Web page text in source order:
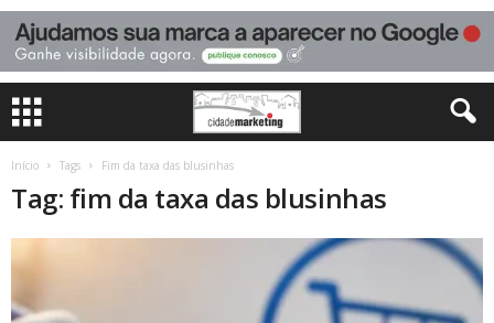
Início Tags Fim da taxa das blusinhas
Tag: fim da taxa das blusinhas